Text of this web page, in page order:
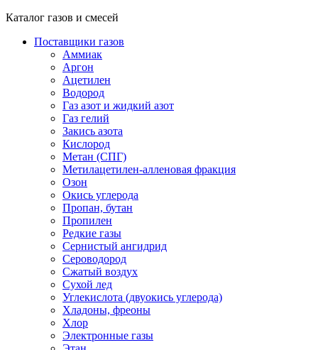
Каталог газов и смесей
Поставщики газов
Аммиак
Аргон
Ацетилен
Водород
Газ азот и жидкий азот
Газ гелий
Закись азота
Кислород
Метан (СПГ)
Метилацетилен-алленовая фракция
Озон
Окись углерода
Пропан, бутан
Пропилен
Редкие газы
Сернистый ангидрид
Сероводород
Сжатый воздух
Сухой лед
Углекислота (двуокись углерода)
Хладоны, фреоны
Хлор
Электронные газы